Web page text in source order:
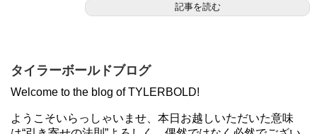
記事を読む
タイラーボールドブログ
Welcome to the blog of TYLERBOLD!
ようこそいらっしゃいませ、本日お越しいただいた意味